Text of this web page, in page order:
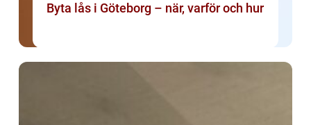
Byta lås i Göteborg – när, varför och hur